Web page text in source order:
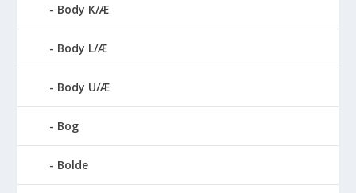
Body K/Æ
Body L/Æ
Body U/Æ
Bog
Bolde